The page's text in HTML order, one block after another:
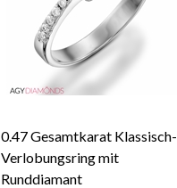
0.47 Gesamtkarat Klassisch-
Verlobungsring mit
Runddiamant